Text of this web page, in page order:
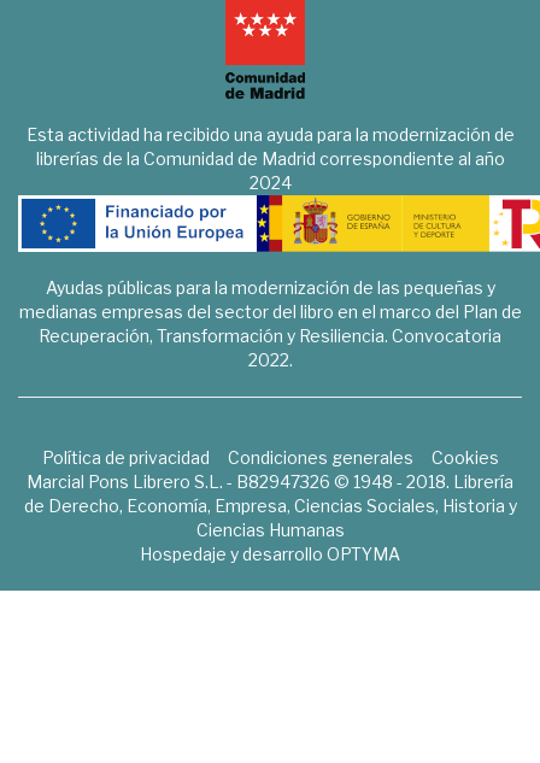
Esta actividad ha recibido una ayuda para la modernización de
librerías de la Comunidad de Madrid correspondiente al año
2024
Ayudas públicas para la modernización de las pequeñas y
medianas empresas del sector del libro en el marco del Plan de
Recuperación, Transformación y Resiliencia. Convocatoria
2022.
Política de privacidad Condiciones generales
Cookies
Marcial Pons Librero S.L. - B82947326 © 1948 - 2018. Librería
de Derecho, Economía, Empresa, Ciencias Sociales, Historia y
Ciencias Humanas
Hospedaje y desarrollo OPTYMA